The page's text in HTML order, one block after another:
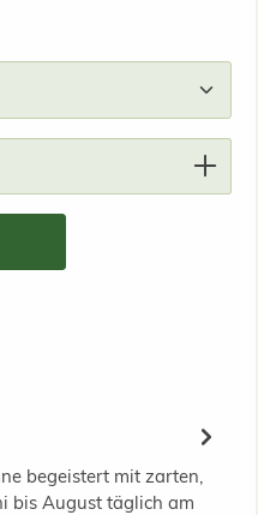
gewünschten Wert ein
begeistert mit zarten,
bis August täglich am